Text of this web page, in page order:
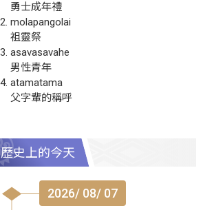
勇士成年禮
molapangolai
祖靈祭
asavasavahe
男性青年
atamatama
父字輩的稱呼
歷史上的今天
2026/ 08/ 07